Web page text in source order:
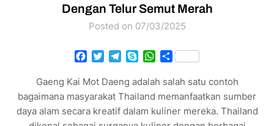
Dengan Telur Semut Merah
Posted on 07/03/2025
Facebook
TwitterTelegram
SkypeWhatsApp
Share
Gaeng Kai Mot Daeng adalah salah satu contoh
bagaimana masyarakat Thailand memanfaatkan sumber
daya alam secara kreatif dalam kuliner mereka. Thailand